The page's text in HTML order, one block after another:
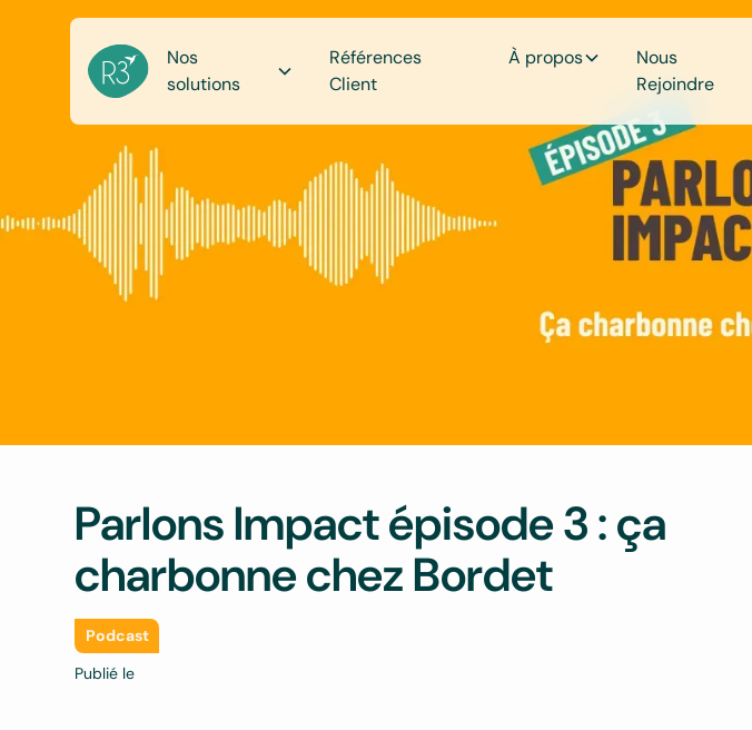
Nos
solutions
Références
Client
À propos
Nous
Rejoindre
Parlons Impact épisode 3 : ça
charbonne chez Bordet
Podcast
Publié le